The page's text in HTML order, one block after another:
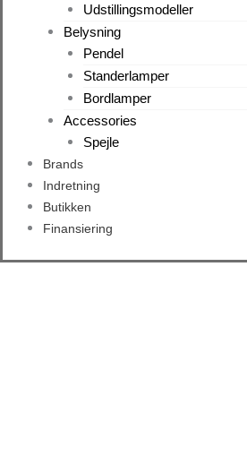
Udstillingsmodeller
Belysning
Pendel
Standerlamper
Bordlamper
Accessories
Spejle
Brands
Indretning
Butikken
Finansiering